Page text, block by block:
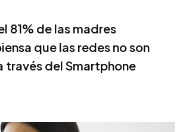
81% de las madres
que las redes no son
través del Smartphone